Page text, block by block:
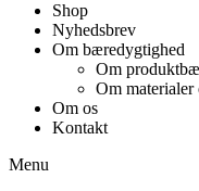
Shop
Nyhedsbrev
Om bæredygtighed
Om
Om
Om os
Kontakt
Menu